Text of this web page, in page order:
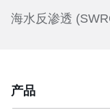
海水反渗透
产品